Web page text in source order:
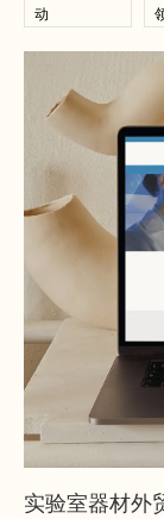
动
实验室器材外